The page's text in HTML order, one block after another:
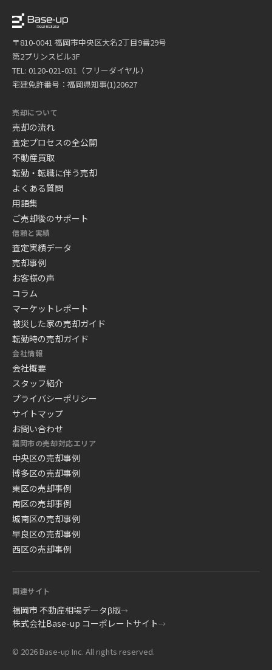
〒810-0041 福岡市中央区大名2丁目9番29号
第2プリンスビル3F
TEL: 0120-021-031（フリーダイヤル）
宅建免許番号：福岡県知事(1)20627
売却について
売却の流れ
査定プロセスの全公開
不動産買取
転勤・転職に伴う売却
よくある質問
用語集
ご売却後のサポート
信頼と実績
査定実績データ
売却事例
お客様の声
コラム
マーケットレポート
被災した家の売却ガイド
転勤時の売却ガイド
会社情報
会社概要
スタッフ紹介
プライバシーポリシー
サイトマップ
お問い合わせ
福岡市の売却対応エリア
中央区の売却事例
博多区の売却事例
東区の売却事例
南区の売却事例
城南区の売却事例
早良区の売却事例
西区の売却事例
関連サイト
福岡市 不動産相場データβ版→
株式会社Base-up コーポレートサイト→
© 2026 Base-up Inc. All rights reserved.